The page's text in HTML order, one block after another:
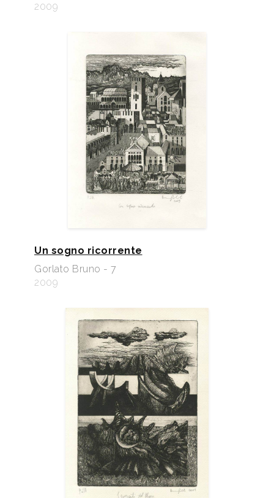
2009
Un sogno ricorrente
Gorlato Bruno - 7
2009